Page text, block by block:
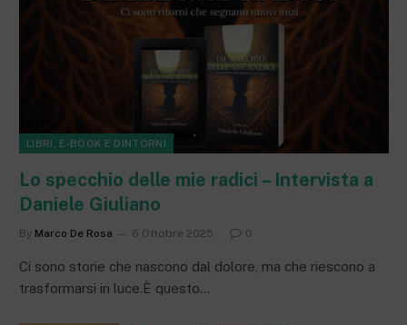
LIBRI, E-BOOK E DINTORNI
Lo specchio delle mie radici – Intervista a
Daniele Giuliano
By Marco De Rosa 6 Ottobre 2025 0
Ci sono storie che nascono dal dolore, ma che riescono a
trasformarsi in luce.È questo…